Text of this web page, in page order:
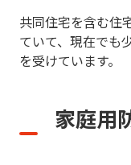
共同住宅を含む住
ていて、現在でも
を受けています。
家庭用